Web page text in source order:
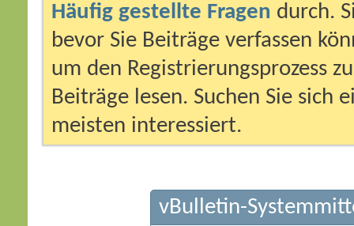
Häufig gestellte Fragen durch.
bevor Sie Beiträge verfassen
um den Registrierungsprozess
Beiträge lesen. Suchen Sie sich
meisten interessiert.
vBulletin-